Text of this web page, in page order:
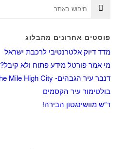
פוסטים אחרונים מהבלוג
מדד דיוק אלטרנטיבי לרכבת ישראל
מי אמר פורטל מידע פתוח ולא קיבל?
דנבר עיר הגבהים- The Mile High City
בולטימור עיר הקסמים
ד”ש מוושינגטון הבירה!